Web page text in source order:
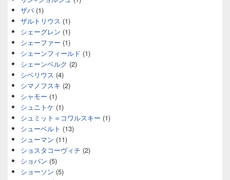
ザバ(1)
ザルトリウス (1)
シェーグレン (1)
シェーファー (1)
シェーンフィールド (1)
シェーンベルク (2)
シベリウス (4)
シマノフスキ (2)
シャモー (1)
シュニトケ (1)
シュミット＝コワルスキー (1)
シューベルト (13)
シューマン (11)
ショスタコーヴィチ (2)
ショパン (5)
ショーソン (5)